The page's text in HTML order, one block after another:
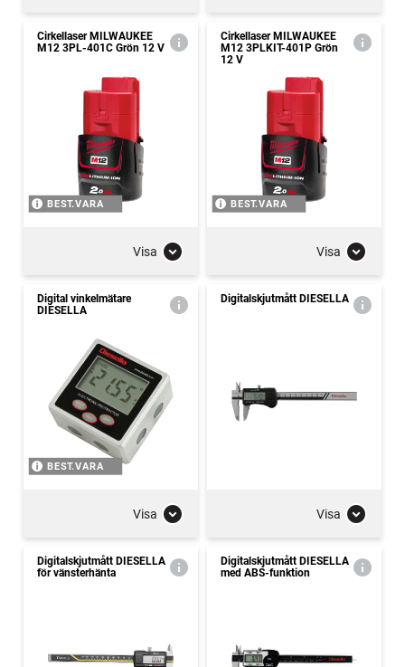
Cirkellaser MILWAUKEE
M12 3PL-401C Grön 12 V
BEST.VARA
Visa
Cirkellaser MILWAUKEE
M12 3PLKIT-401P Grön
12 V
BEST.VARA
Visa
Digital vinkelmätare
DIESELLA
BEST.VARA
Visa
Digitalskjutmått DIESELLA
Visa
Digitalskjutmått DIESELLA
för vänsterhänta
Digitalskjutmått DIESELLA
med ABS-funktion